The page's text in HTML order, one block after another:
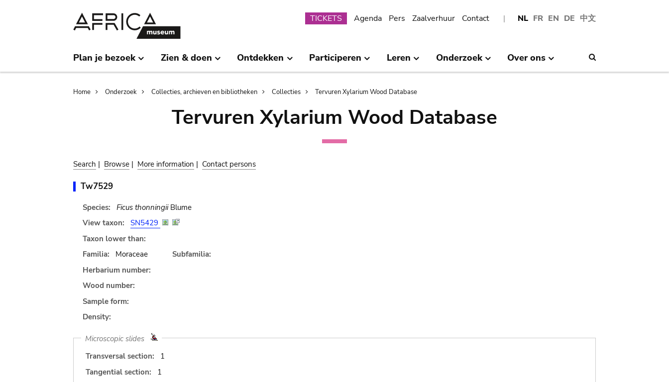
NL FR EN DE 中文
Submenu
TICKETS Agenda Pers Zaalverhuur Contact
Plan je bezoek Zien & doen Ontdekken Participeren Leren Onderzoek Over ons
Breadcrumb
Home Onderzoek Collecties, archieven en bibliotheken Collecties Tervuren Xylarium Wood Database
Tervuren Xylarium Wood Database
Search | Browse | More information | Contact persons
Tw7529
Species: Ficus thonningiiBlume
View taxon:
SN5429
Taxon lower than:
Familia:
Moraceae
Subfamilia:
Herbarium number:
Wood number:
Sample form:
Density:
Microscopic slides
Transversal section:
1
Tangential section:
1